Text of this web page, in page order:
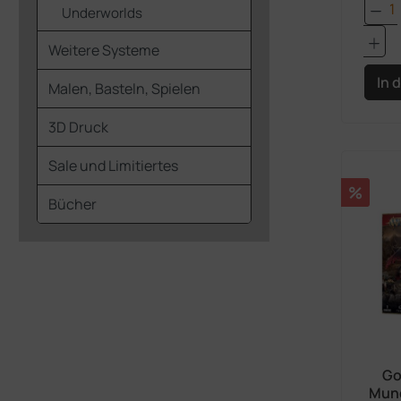
Underworlds
Weitere Systeme
Malen, Basteln, Spielen
3D Druck
Sale und Limitiertes
Bücher
In
Rabatt
%